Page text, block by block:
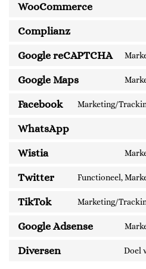
WooCommerce
Complianz
Google reCAPTCHA
Google Maps
Facebook Marketing/
WhatsApp
Wistia
Twitter Functioneel,
TikTok Marketing/
Google Adsense
Diversen Doel